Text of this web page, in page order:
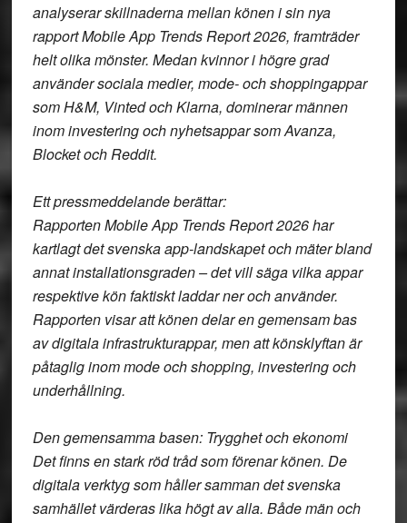
analyserar skillnaderna mellan könen i sin nya
rapport Mobile App Trends Report 2026, framträder
helt olika mönster. Medan kvinnor i högre grad
använder sociala medier, mode- och shoppingappar
som H&M, Vinted och Klarna, dominerar männen
inom investering och nyhetsappar som Avanza,
Blocket och Reddit.
Ett pressmeddelande berättar:
Rapporten Mobile App Trends Report 2026 har
kartlagt det svenska app-landskapet och mäter bland
annat installationsgraden – det vill säga vilka appar
respektive kön faktiskt laddar ner och använder.
Rapporten visar att könen delar en gemensam bas
av digitala infrastrukturappar, men att könsklyftan är
påtaglig inom mode och shopping, investering och
underhållning.
Den gemensamma basen: Trygghet och ekonomi
Det finns en stark röd tråd som förenar könen. De
digitala verktyg som håller samman det svenska
samhället värderas lika högt av alla. Både män och